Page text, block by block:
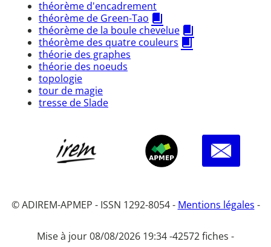
théorème d'encadrement
théorème de Green-Tao
théorème de la boule chevelue
théorème des quatre couleurs
théorie des graphes
théorie des noeuds
topologie
tour de magie
tresse de Slade
© ADIREM-APMEP - ISSN 1292-8054 - Mentions légales -
Mise à jour 08/08/2026 19:34 -42572 fiches -